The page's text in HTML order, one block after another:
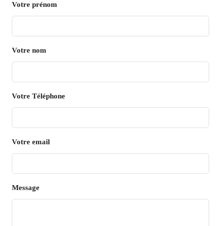
Votre prénom
Votre nom
Votre Téléphone
Votre email
Message